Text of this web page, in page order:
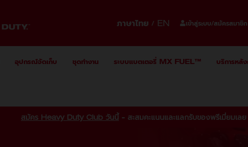
ภาษาไทย / EN เข้าสู่ระบบ/สมัครสมาชิก
อุปกรณ์จัดเก็บ ชุดทำงาน ระบบแบตเตอรี่ MX FUEL™ บริการหลัง
สมัคร Heavy Duty Club วันนี้ - สะสมคะแนนและแลกรับของพรีเมี่ยมเลย